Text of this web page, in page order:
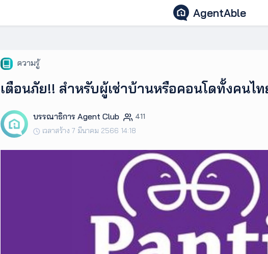
AgentAble
ความรู้
เตือนภัย!! สำหรับผู้เช่าบ้านหรือคอนโดทั้งคนไ
บรรณาธิการ Agent Club
411
เวลาสร้าง 7 มีนาคม 2566 14:18